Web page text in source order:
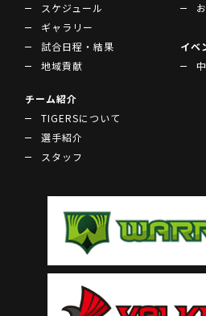
スケジュール
ギャラリー
試合日程・結果
地域貢献
イベ
チーム紹介
TIGERSについて
選手紹介
スタッフ